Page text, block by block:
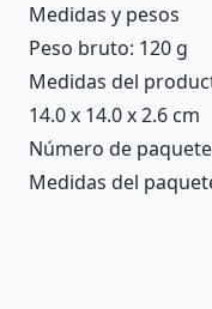
Medidas y pesos
Peso bruto: 120 g
Medidas del
14.0 x 14.0 x 2.6 cm
Número de
Medidas del